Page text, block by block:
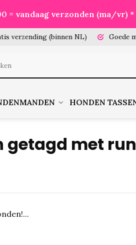
= vandaag verzonden (ma/
(binnen NL) Goede
HONDEN
getagd met